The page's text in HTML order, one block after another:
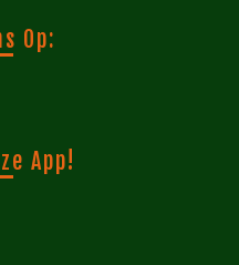
Op:
App!